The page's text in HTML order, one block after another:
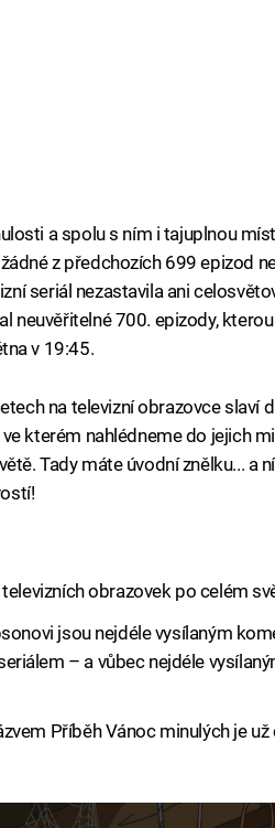
a spolu s ním i tajuplnou
z předchozích 699 epizod
seriál nezastavila ani
neuvěřitelné 700. epizody,
v 19:45.
na televizní obrazovce slaví
kterém nahlédneme do jejich
Tady máte úvodní znělku... a
obrazovek po celém
jsou nejdéle vysílaným
– a vůbec nejdéle
Příběh Vánoc minulých je